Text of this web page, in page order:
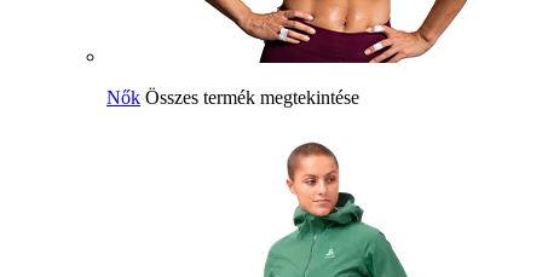
Nők Összes termék megtekintése